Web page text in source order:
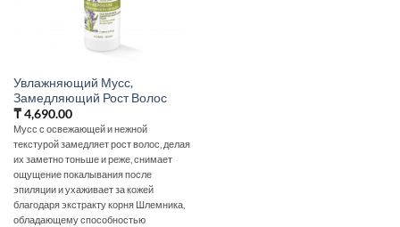
Увлажняющий Мусс,
Замедляющий Рост Волос
₸4,690.00
Мусс с освежающей и нежной
текстурой замедляет рост волос, делая
их заметно тоньше и реже, снимает
ощущение покалывания после
эпиляции и ухаживает за кожей
благодаря экстракту корня Шлемника,
обладающему способностью